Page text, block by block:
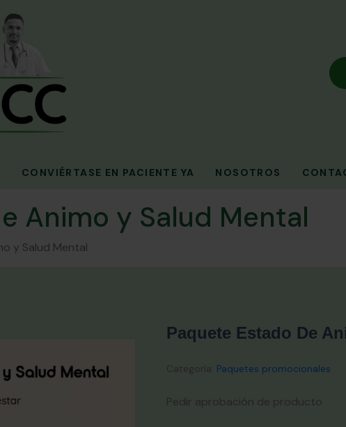
CONVIÉRTASE EN PACIENTE YA NOSOTROS
Animo y Salud Mental
y Salud Mental
Paquete Estado De
Categoría: Paquetes promocionales
Pedir aprobación de producto